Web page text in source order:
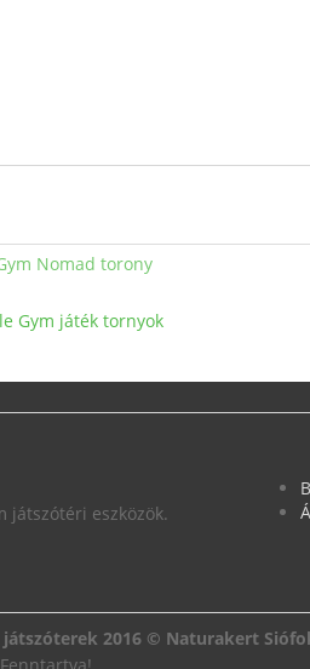
Nomad torony
Gym játék tornyok
játszótéri eszközök.
játszóterek 2016 © Naturakert